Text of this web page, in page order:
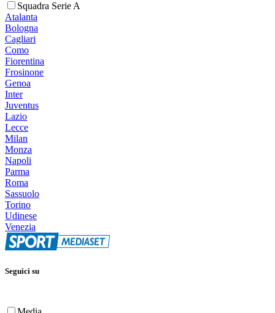
Squadra Serie A
Atalanta
Bologna
Cagliari
Como
Fiorentina
Frosinone
Genoa
Inter
Juventus
Lazio
Lecce
Milan
Monza
Napoli
Parma
Roma
Sassuolo
Torino
Udinese
Venezia
Seguici su